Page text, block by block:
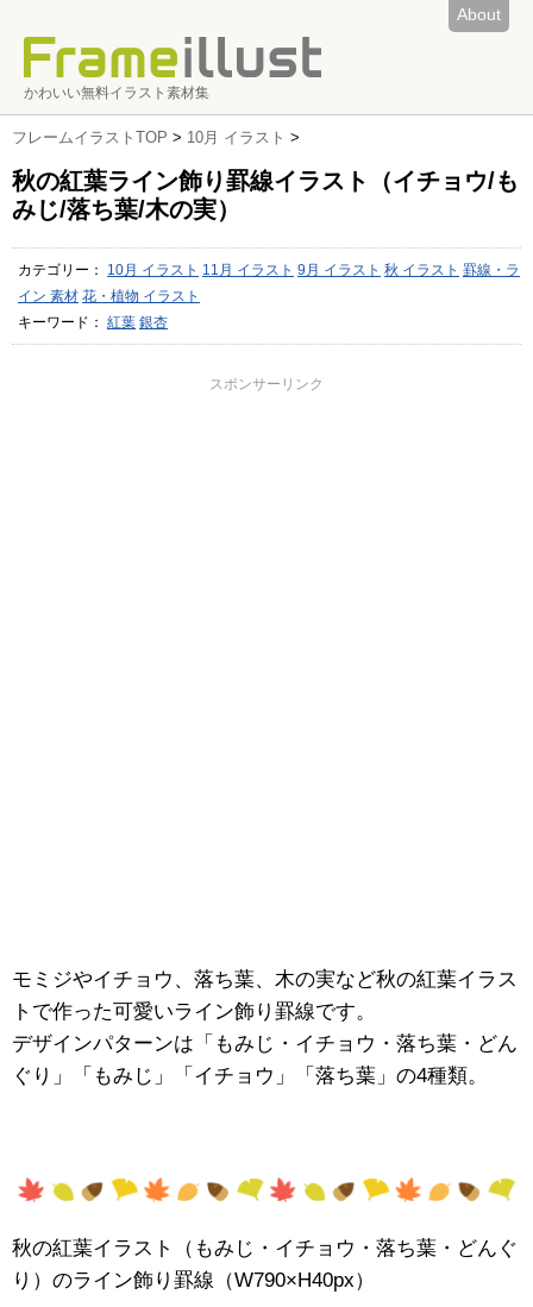
About
かわいい無料イラスト素材集
フレームイラストTOP > 10月 イラスト >
秋の紅葉ライン飾り罫線イラスト（イチョウ/も
みじ/落ち葉/木の実）
カテゴリー： 10月 イラスト 11月 イラスト 9月 イラスト 秋 イラスト 罫線・ラ
イン 素材 花・植物 イラスト
キーワード： 紅葉 銀杏
スポンサーリンク
モミジやイチョウ、落ち葉、木の実など秋の紅葉イラス
トで作った可愛いライン飾り罫線です。
デザインパターンは「もみじ・イチョウ・落ち葉・どん
ぐり」「もみじ」「イチョウ」「落ち葉」の4種類。
秋の紅葉イラスト（もみじ・イチョウ・落ち葉・どんぐ
り）のライン飾り罫線（W790×H40px）